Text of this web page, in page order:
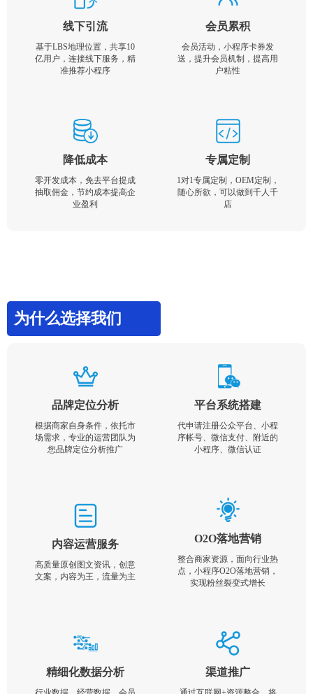
线下引流
基于LBS地理位置，共享10
亿用户，连接线下服务，精
准推荐小程序
会员累积
会员活动，小程序卡券发
送，提升会员机制，提高用
户粘性
降低成本
零开发成本，免去平台提成
抽取佣金，节约成本提高企
业盈利
专属定制
1对1专属定制，OEM定制，
随心所欲，可以做到千人千
店
为什么选择我们
品牌定位分析
根据商家自身条件，依托市
场需求，专业的运营团队为
您品牌定位分析推广
平台系统搭建
代申请注册公众平台、小程
序帐号、微信支付、附近的
小程序、微信认证
内容运营服务
高质量原创图文资讯，创意
文案，内容为王，流量为主
O2O落地营销
整合商家资源，面向行业热
点，小程序O2O落地营销，
实现粉丝裂变式增长
精细化数据分析 渠道推广